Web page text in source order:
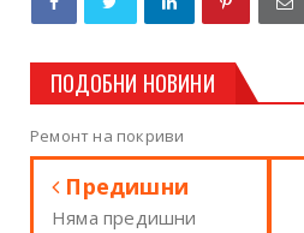
ПОДОБНИ НОВИНИ
Ремонт на покриви
Предишни
Няма предишни